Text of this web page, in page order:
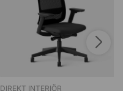
DIREKT INTERIÖR